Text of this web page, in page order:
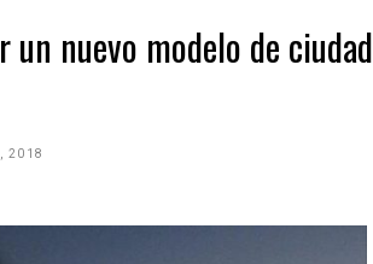
nuevo modelo de ciudad
2018